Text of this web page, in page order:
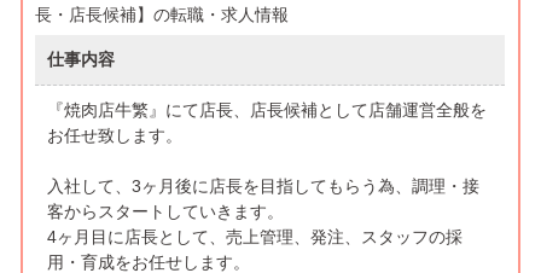
長・店長候補】の転職・求人情報
仕事内容
『焼肉店牛繁』にて店長、店長候補として店舗運営全般を
お任せ致します。
入社して、3ヶ月後に店長を目指してもらう為、調理・接
客からスタートしていきます。
4ヶ月目に店長として、売上管理、発注、スタッフの採
用・育成をお任せします。